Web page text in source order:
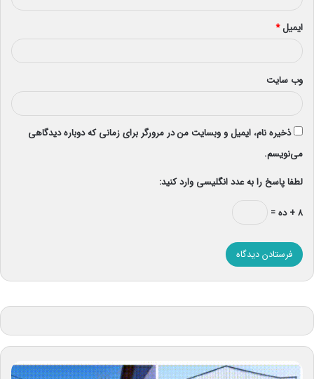
ایمیل*
وب‌ سایت
ذخیره نام، ایمیل و وبسایت من در مرورگر برای زمانی که دوباره دیدگاهی
می‌نویسم.
لطفا پاسخ را به عدد انگلیسی وارد کنید:
۸ + ده =